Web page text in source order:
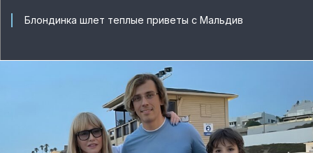
Блондинка шлет теплые приветы с Мальдив